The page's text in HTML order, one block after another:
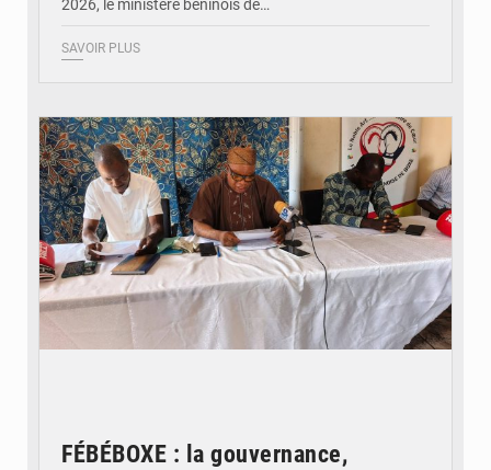
2026, le ministère béninois de…
SAVOIR PLUS
FÉBÉBOXE : la gouvernance,